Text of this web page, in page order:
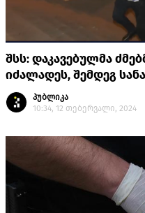
შსს: დაკავებულმა
იძალადეს, შემდეგ
პუბლიკა
10:34, 12 თებერვალი, 2024